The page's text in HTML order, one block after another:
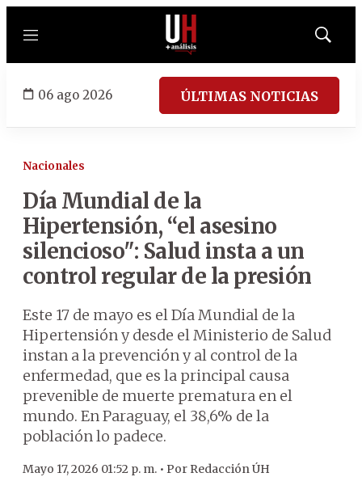
Menú
Mostrar
06 ago 2026 ÚLTIMAS NOTICIAS
Nacionales
Día Mundial de la
Hipertensión, “el asesino
silencioso": Salud insta a un
control regular de la presión
Este 17 de mayo es el Día Mundial de la
Hipertensión y desde el Ministerio de Salud
instan a la prevención y al control de la
enfermedad, que es la principal causa
prevenible de muerte prematura en el
mundo. En Paraguay, el 38,6% de la
población lo padece.
Mayo 17, 2026 01:52 p. m. • Por Redacción ÚH